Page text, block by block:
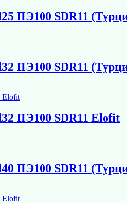
ПЭ100 SDR11
ПЭ100 SDR11
ПЭ100 SDR11 Elofit
ПЭ100 SDR11